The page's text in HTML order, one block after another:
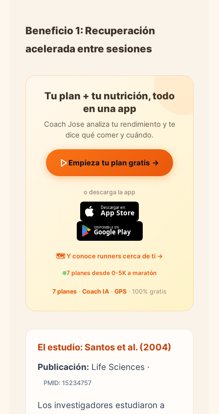
Beneficio 1: Recuperación
acelerada entre sesiones
Tu plan + tu nutrición, todo
en una app
Coach Jose analiza tu rendimiento y te
dice qué comer y cuándo.
Empieza tu plan gratis →
o descarga la app
Descargar en
App Store
DISPONIBLE EN
Google Play
🗺️ Y conoce runners cerca de ti →
7 planes desde 0-5K a maratón
7 planes · Coach IA · GPS · 100% gratis
El estudio: Santos et al. (2004)
Publicación: Life Sciences ·
PMID: 15234757
Los investigadores estudiaron a